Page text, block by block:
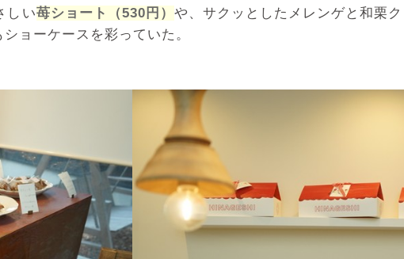
しい苺ショート（530円） や、サクッとしたメレンゲと和栗
ショーケースを彩っていた。